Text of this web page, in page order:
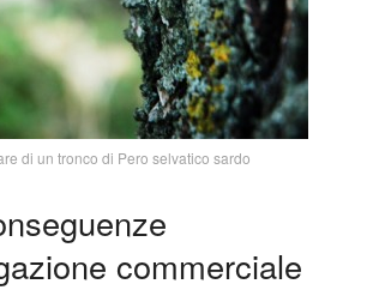
di un tronco di Pero selvatico sardo
commerciale